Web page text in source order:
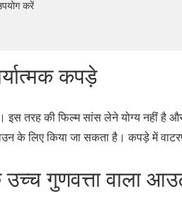
करें
कपड़े
इस तरह की फिल्म सांस लेने योग्य नहीं है
के लिए किया जा सकता है। कपड़े में
गुणवत्ता वाला